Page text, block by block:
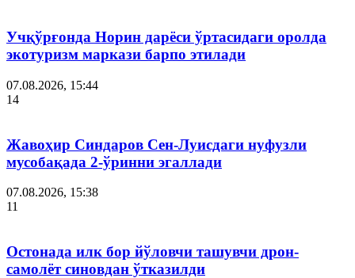
Учқўрғонда Норин дарёси ўртасидаги оролда
экотуризм маркази барпо этилади
07.08.2026, 15:44
14
Жавоҳир Синдаров Сен-Луисдаги нуфузли
мусобақада 2-ўринни эгаллади
07.08.2026, 15:38
11
Остонада илк бор йўловчи ташувчи дрон-
самолёт синовдан ўтказилди